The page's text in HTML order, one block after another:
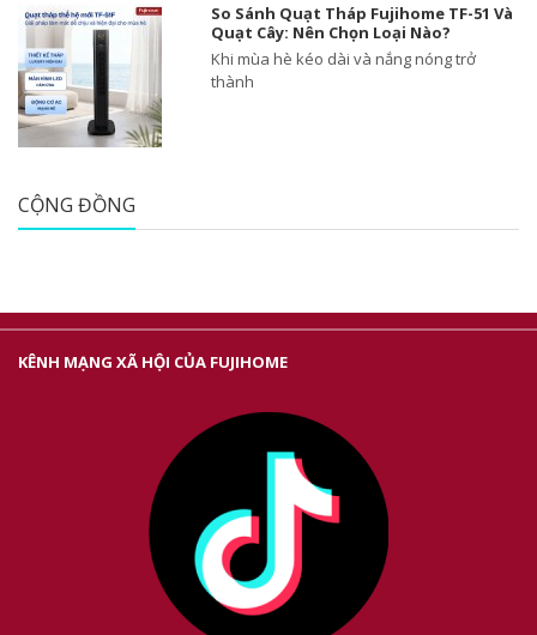
So Sánh Quạt Tháp Fujihome TF-51 Và
Quạt Cây: Nên Chọn Loại Nào?
Khi mùa hè kéo dài và nắng nóng trở
thành
CỘNG ĐỒNG
KÊNH MẠNG XÃ HỘI CỦA FUJIHOME